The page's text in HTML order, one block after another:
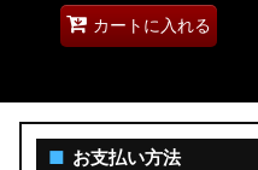
カートに入れる
■ お支払い方法